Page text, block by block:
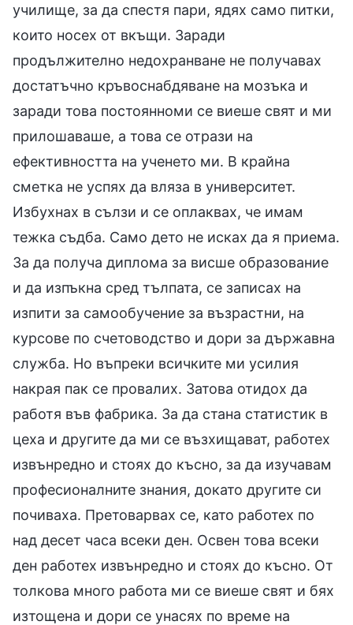
училище, за да спестя пари, ядях само питки,
които носех от вкъщи. Заради
продължително недохранване не получавах
достатъчно кръвоснабдяване на мозъка и
заради това постоянноми се виеше свят и ми
прилошаваше, а това се отрази на
ефективността на ученето ми. В крайна
сметка не успях да вляза в университет.
Избухнах в сълзи и се оплаквах, че имам
тежка съдба. Само дето не исках да я приема.
За да получа диплома за висше образование
и да изпъкна сред тълпата, се записах на
изпити за самообучение за възрастни, на
курсове по счетоводство и дори за държавна
служба. Но въпреки всичките ми усилия
накрая пак се провалих. Затова отидох да
работя във фабрика. За да стана статистик в
цеха и другите да ми се възхищават, работех
извънредно и стоях до късно, за да изучавам
професионалните знания, докато другите си
почиваха. Претоварвах се, като работех по
над десет часа всеки ден. Освен това всеки
ден работех извънредно и стоях до късно. От
толкова много работа ми се виеше свят и бях
изтощена и дори се унасях по време на